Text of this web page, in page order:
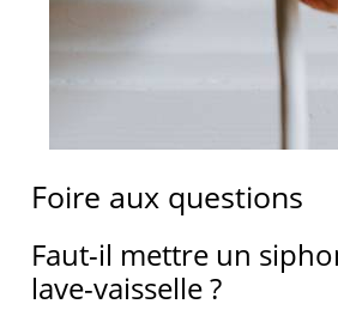
Foire aux questions
Faut-il mettre un
lave-vaisselle ?